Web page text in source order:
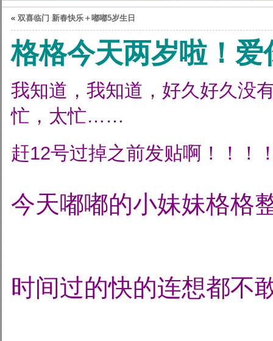
« 双喜临门 新春快乐＋嘟嘟5岁生日
格格今天两岁啦！爱
我知道，我知道，好久好久没
忙，太忙……
赶12号过掉之前发贴啊！！！
今天嘟嘟的小妹妹格格
时间过的快的连想都不